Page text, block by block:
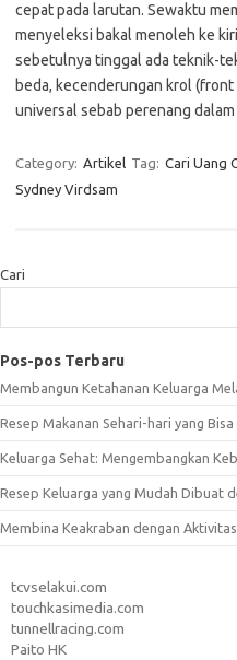
cepat pada larutan. Sewaktu
menyeleksi bakal menoleh ke
sebetulnya tinggal ada teknik-
beda, kecenderungan krol
universal sebab perenang
Category: Artikel Tag: Cari Uang
Sydney Virdsam
Cari
Pos-pos Terbaru
Membangun Ketahanan Keluarga
Resep Makanan Sehari-hari yang
Keluarga Sehat: Mengembangkan
Resep Keluarga yang Mudah Dibuat
Membina Keakraban dengan
tcvselakui.com
touchkasimedia.com
tunnellracing.com
Paito HK